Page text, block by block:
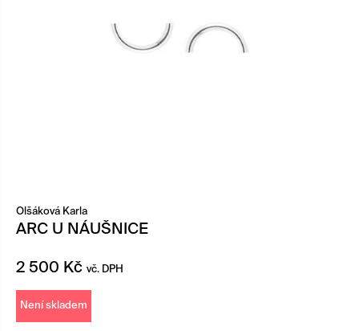
Olšáková Karla
ARC U NÁUŠNICE
2 500 Kč vč. DPH
Není skladem